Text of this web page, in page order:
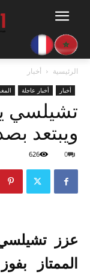
الرئيسية أخبار
أخبار أخبار عاجلة
تشيلسي
ويبتعد
0
626
عزز تشيلسي
الممتاز